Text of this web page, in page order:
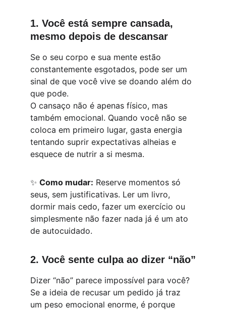
1. Você está sempre cansada,
mesmo depois de descansar
Se o seu corpo e sua mente estão
constantemente esgotados, pode ser um
sinal de que você vive se doando além do
que pode.
O cansaço não é apenas físico, mas
também emocional. Quando você não se
coloca em primeiro lugar, gasta energia
tentando suprir expectativas alheias e
esquece de nutrir a si mesma.
✨ Como mudar: Reserve momentos só
seus, sem justificativas. Ler um livro,
dormir mais cedo, fazer um exercício ou
simplesmente não fazer nada já é um ato
de autocuidado.
2. Você sente culpa ao dizer “não”
Dizer “não” parece impossível para você?
Se a ideia de recusar um pedido já traz
um peso emocional enorme, é porque